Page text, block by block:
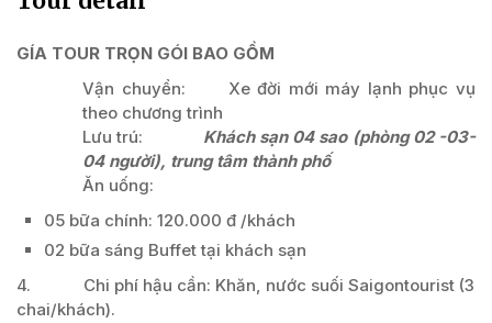
GÍA TOUR TRỌN GÓI BAO GỒM
Vận chuyển: Xe đời mới máy lạnh phục vụ
theo chương trình
Lưu trú: Khách sạn 04 sao (phòng 02 -03-
04 người), trung tâm thành phố
Ăn uống:
05 bữa chính: 120.000 đ /khách
02 bữa sáng Buffet tại khách sạn
4. Chi phí hậu cần: Khăn, nước suối Saigontourist (3
chai/khách).